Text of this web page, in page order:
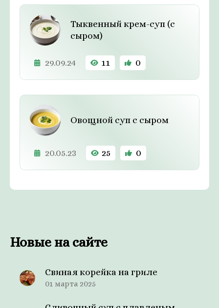
Тыквенный крем-суп (с
сыром)
29.09.24 11 0
Овощной суп с сыром
20.05.23 25 0
Новые на сайте
Свиная корейка на гриле
01 марта 2025